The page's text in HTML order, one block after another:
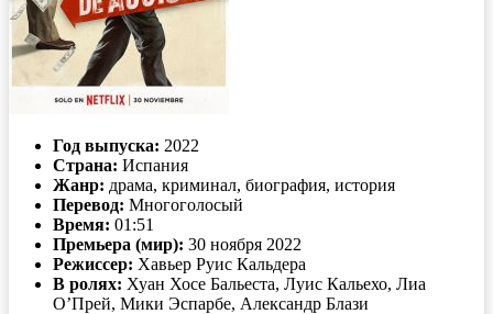
Год выпуска: 2022
Страна: Испания
Жанр: драма, криминал, биография, история
Перевод: Многоголосый
Время: 01:51
Премьера (мир): 30 ноября 2022
Режиссер: Хавьер Руис Кальдера
В ролях: Хуан Хосе Бальеста, Луис Кальехо, Лиа
О’Прей, Мики Эспарбе, Александр Блази